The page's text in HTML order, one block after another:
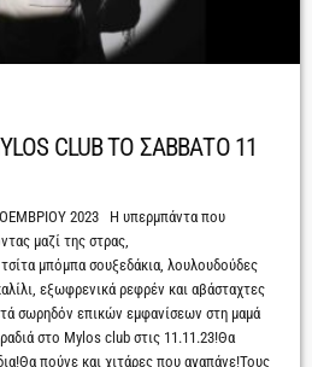
CLUB ΤΟ ΣΑΒΒΑΤΟ 11
2023 Η υπερμπάντα που
μαζί της στρας,
μπόμπα σουξεδάκια, λουλουδούδες
εξωφρενικά ρεφρέν και αβάσταχτες
σωρηδόν επικών εμφανίσεων στη μαμά
στο Mylos club στις 11.11.23!Θα
πούνε και χιτάρες που αγαπάνε!Τους